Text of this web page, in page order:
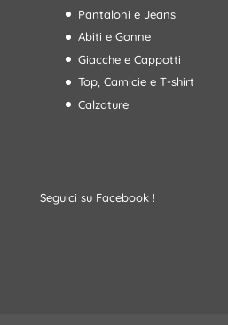
Pantaloni e Jeans
Abiti e Gonne
Giacche e Cappotti
Top, Camicie e T-shirt
Calzature
Seguici su Facebook !